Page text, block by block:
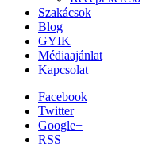
Szakácsok
Blog
GYIK
Médiaajánlat
Kapcsolat
Facebook
Twitter
Google+
RSS